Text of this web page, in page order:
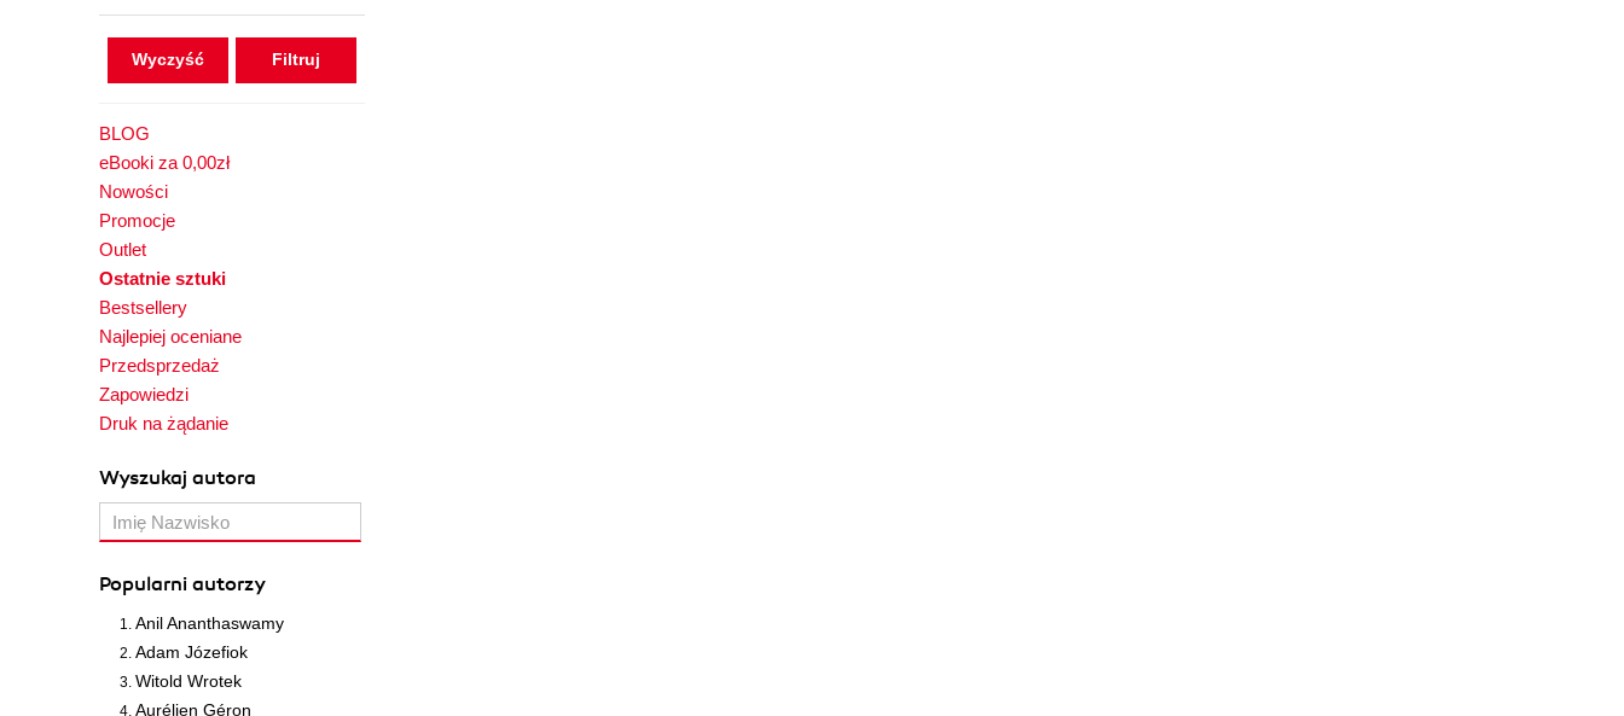
Wyczyść
BLOG
eBooki za 0,00zł
Nowości
Promocje
Outlet
Ostatnie sztuki
Bestsellery
Najlepiej oceniane
Przedsprzedaż
Zapowiedzi
Druk na żądanie
Wyszukaj autora
Popularni autorzy
Anil Ananthaswamy
Adam Józefiok
Witold Wrotek
Aurélien Géron